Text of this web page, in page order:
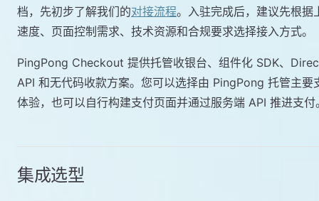
档，先初步了解我们的对接流程。入驻完成后，建议先根据
速度、页面控制需求、技术资源和合规要求选择接入方式。
PingPong Checkout 提供托管收银台、组件化 SDK、
API 和无代码收款方案。您可以选择由 PingPong 托管主要
体验，也可以自行构建支付页面并通过服务端 API 推进支付
集成选型